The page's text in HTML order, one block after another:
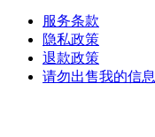
服务条款
隐私政策
退款政策
请勿出售我的信息